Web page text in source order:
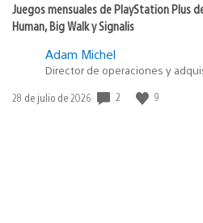
Juegos mensuales de PlayStation Plus
Human, Big Walk y Signalis
Adam Michel
Director de operaciones y
Fecha
28 de julio de 2026 2 9